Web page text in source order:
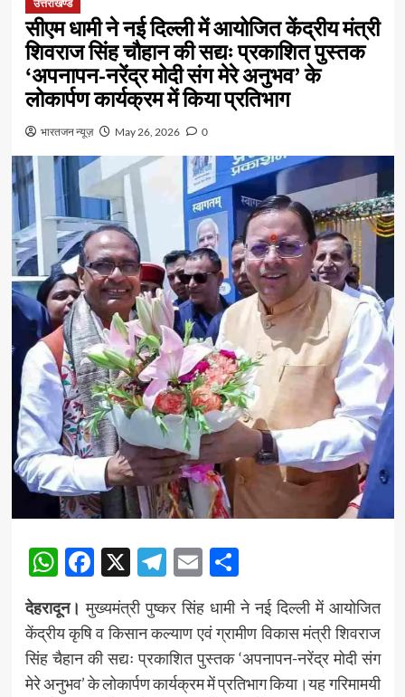
उत्तराखण्ड
सीएम धामी ने नई दिल्ली में आयोजित केंद्रीय मंत्री
शिवराज सिंह चौहान की सद्यः प्रकाशित पुस्तक
‘अपनापन-नरेंद्र मोदी संग मेरे अनुभव’ के
लोकार्पण कार्यक्रम में किया प्रतिभाग
भारतजन न्यूज़ May 26, 2026 0
WhatsApp
Facebook
X Telegram
EmailShare
देहरादून। मुख्यमंत्री पुष्कर सिंह धामी ने नई दिल्ली में आयोजित
केंद्रीय कृषि व किसान कल्याण एवं ग्रामीण विकास मंत्री शिवराज
सिंह चैहान की सद्यः प्रकाशित पुस्तक ‘अपनापन-नरेंद्र मोदी संग
मेरे अनुभव’ के लोकार्पण कार्यक्रम में प्रतिभाग किया।यह गरिमामयी